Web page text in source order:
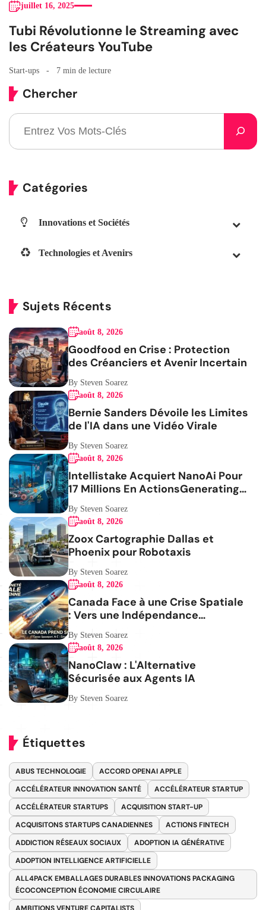
juillet 16, 2025
Tubi Révolutionne le Streaming avec
les Créateurs YouTube
Start-ups 7 min de lecture
Chercher
Catégories
Innovations et Sociétés
Technologies et Avenirs
Sujets Récents
août 8, 2026
Goodfood en Crise : Protection
des Créanciers et Avenir Incertain
By Steven Soarez
août 8, 2026
Bernie Sanders Dévoile les Limites
de l'IA dans une Vidéo Virale
By Steven Soarez
août 8, 2026
Intellistake Acquiert NanoAi Pour
17 Millions En ActionsGenerating
the French blog article
By Steven Soarez
août 8, 2026
Zoox Cartographie Dallas et
Phoenix pour Robotaxis
By Steven Soarez
août 8, 2026
Canada Face à une Crise Spatiale
: Vers une Indépendance
Stratégique
By Steven Soarez
août 8, 2026
NanoClaw : L'Alternative
Sécurisée aux Agents IA
By Steven Soarez
Étiquettes
ABUS TECHNOLOGIE
ACCORD OPENAI APPLE
ACCÉLÉRATEUR INNOVATION SANTÉ
ACCÉLÉRATEUR STARTUP
ACCÉLÉRATEUR STARTUPS
ACQUISITION START-UP
ACQUISITONS STARTUPS CANADIENNES
ACTIONS FINTECH
ADDICTION RÉSEAUX SOCIAUX
ADOPTION IA GÉNÉRATIVE
ADOPTION INTELLIGENCE ARTIFICIELLE
ALL4PACK EMBALLAGES DURABLES INNOVATIONS PACKAGING
ÉCOCONCEPTION ÉCONOMIE CIRCULAIRE